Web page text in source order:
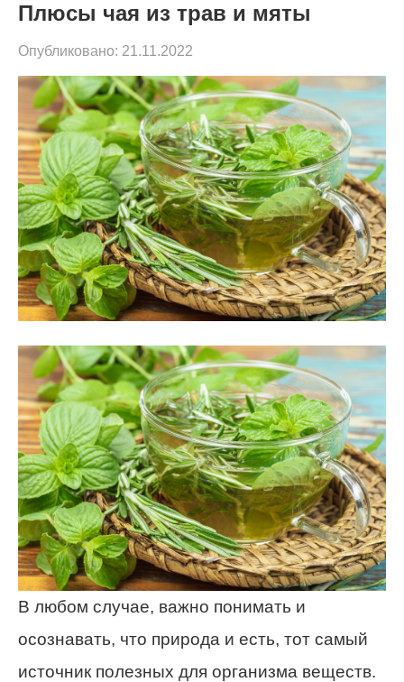
Плюсы чая из трав и мяты
Опубликовано: 21.11.2022
В любом случае, важно понимать и
осознавать, что природа и есть, тот самый
источник полезных для организма веществ.